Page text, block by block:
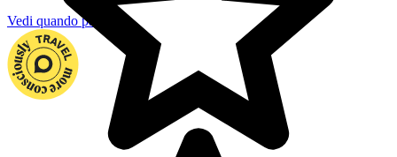
Vedi quando partire